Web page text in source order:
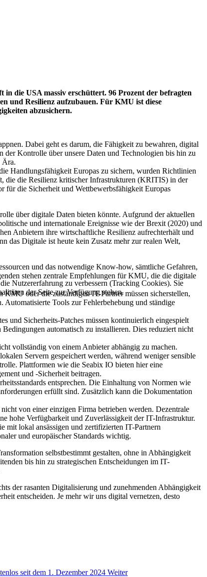
die USA massiv erschüttert. 96 Prozent der befragten
und Resilienz aufzubauen. Für KMU ist diese
abzusichern.
Dabei geht es darum, die Fähigkeit zu bewahren, digital
der Kontrolle über unsere Daten und Technologien bis hin zu
Ära.
Handlungsfähigkeit Europas zu sichern, wurden Richtlinien
die Resilienz kritischer Infrastrukturen (KRITIS) in der
für die Sicherheit und Wettbewerbsfähigkeit Europas
über digitale Daten bieten könnte. Aufgrund der aktuellen
und internationale Ereignisse wie der Brexit (2020) und
Anbietern ihre wirtschaftliche Resilienz aufrechterhält und
das Digitale ist heute kein Zusatz mehr zur realen Welt,
und das notwendige Know-how, sämtliche Gefahren,
stehen zentrale Empfehlungen für KMU, die die digitale
oder die zuständigen IT-Partner müssen sicherstellen,
Tools zur Fehlerbehebung und ständige
und Sicherheits-Patches müssen kontinuierlich eingespielt
automatisch zu installieren. Dies reduziert nicht
vollständig von einem Anbieter abhängig zu machen.
Servern gespeichert werden, während weniger sensible
Plattformen wie die Seabix IO bieten hier eine
und -Sicherheit beitragen.
entsprechen. Die Einhaltung von Normen wie
erfüllt sind. Zusätzlich kann die Dokumentation
von einer einzigen Firma betrieben werden. Dezentrale
hohe Verfügbarkeit und Zuverlässigkeit der IT-Infrastruktur.
mit lokal ansässigen und zertifizierten IT-Partnern
und europäischer Standards wichtig.
selbstbestimmt gestalten, ohne in Abhängigkeit
bis hin zu strategischen Entscheidungen im IT-
der rasanten Digitalisierung und zunehmenden Abhängigkeit
entscheiden. Je mehr wir uns digital vernetzen, desto
seit dem 1. Dezember 2024 Weiter
Nutzererfahrung zu verbessern (Tracking Cookies). Sie
der Seite zur Verfügung stehen.